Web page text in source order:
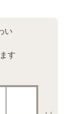
い
す